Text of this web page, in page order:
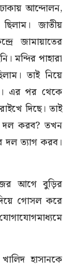
আন্দোলন,
জাতীয়
জামায়াতের
মন্দির পাহারা
তাই নিয়ে
এর পর থেকে
দিছে। তাই
দল করব? তখন
দল ত্যাগ করব।
আগে বুড়ির
গোসল করে
হাসানকে